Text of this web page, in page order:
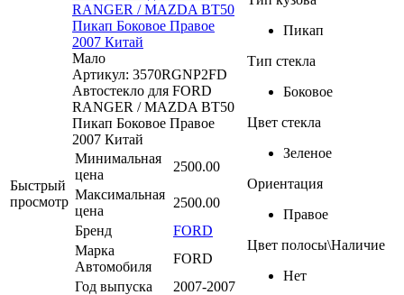
Быстрый
просмотр
RANGER / MAZDA BT50
Пикап Боковое Правое
2007 Китай
Мало
Артикул: 3570RGNP2FD
Автостекло для FORD
RANGER / MAZDA BT50
Пикап Боковое Правое
2007 Китай
Минимальная
цена
2500.00
Максимальная
цена
2500.00
Бренд
FORD
Марка
Автомобиля
FORD
Год выпуска
2007-2007
Пикап
Тип стекла
Боковое
Цвет стекла
Зеленое
Ориентация
Правое
Цвет полосы\Наличие
Нет